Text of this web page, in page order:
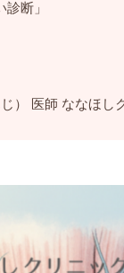
断」
） 医師 ななほし